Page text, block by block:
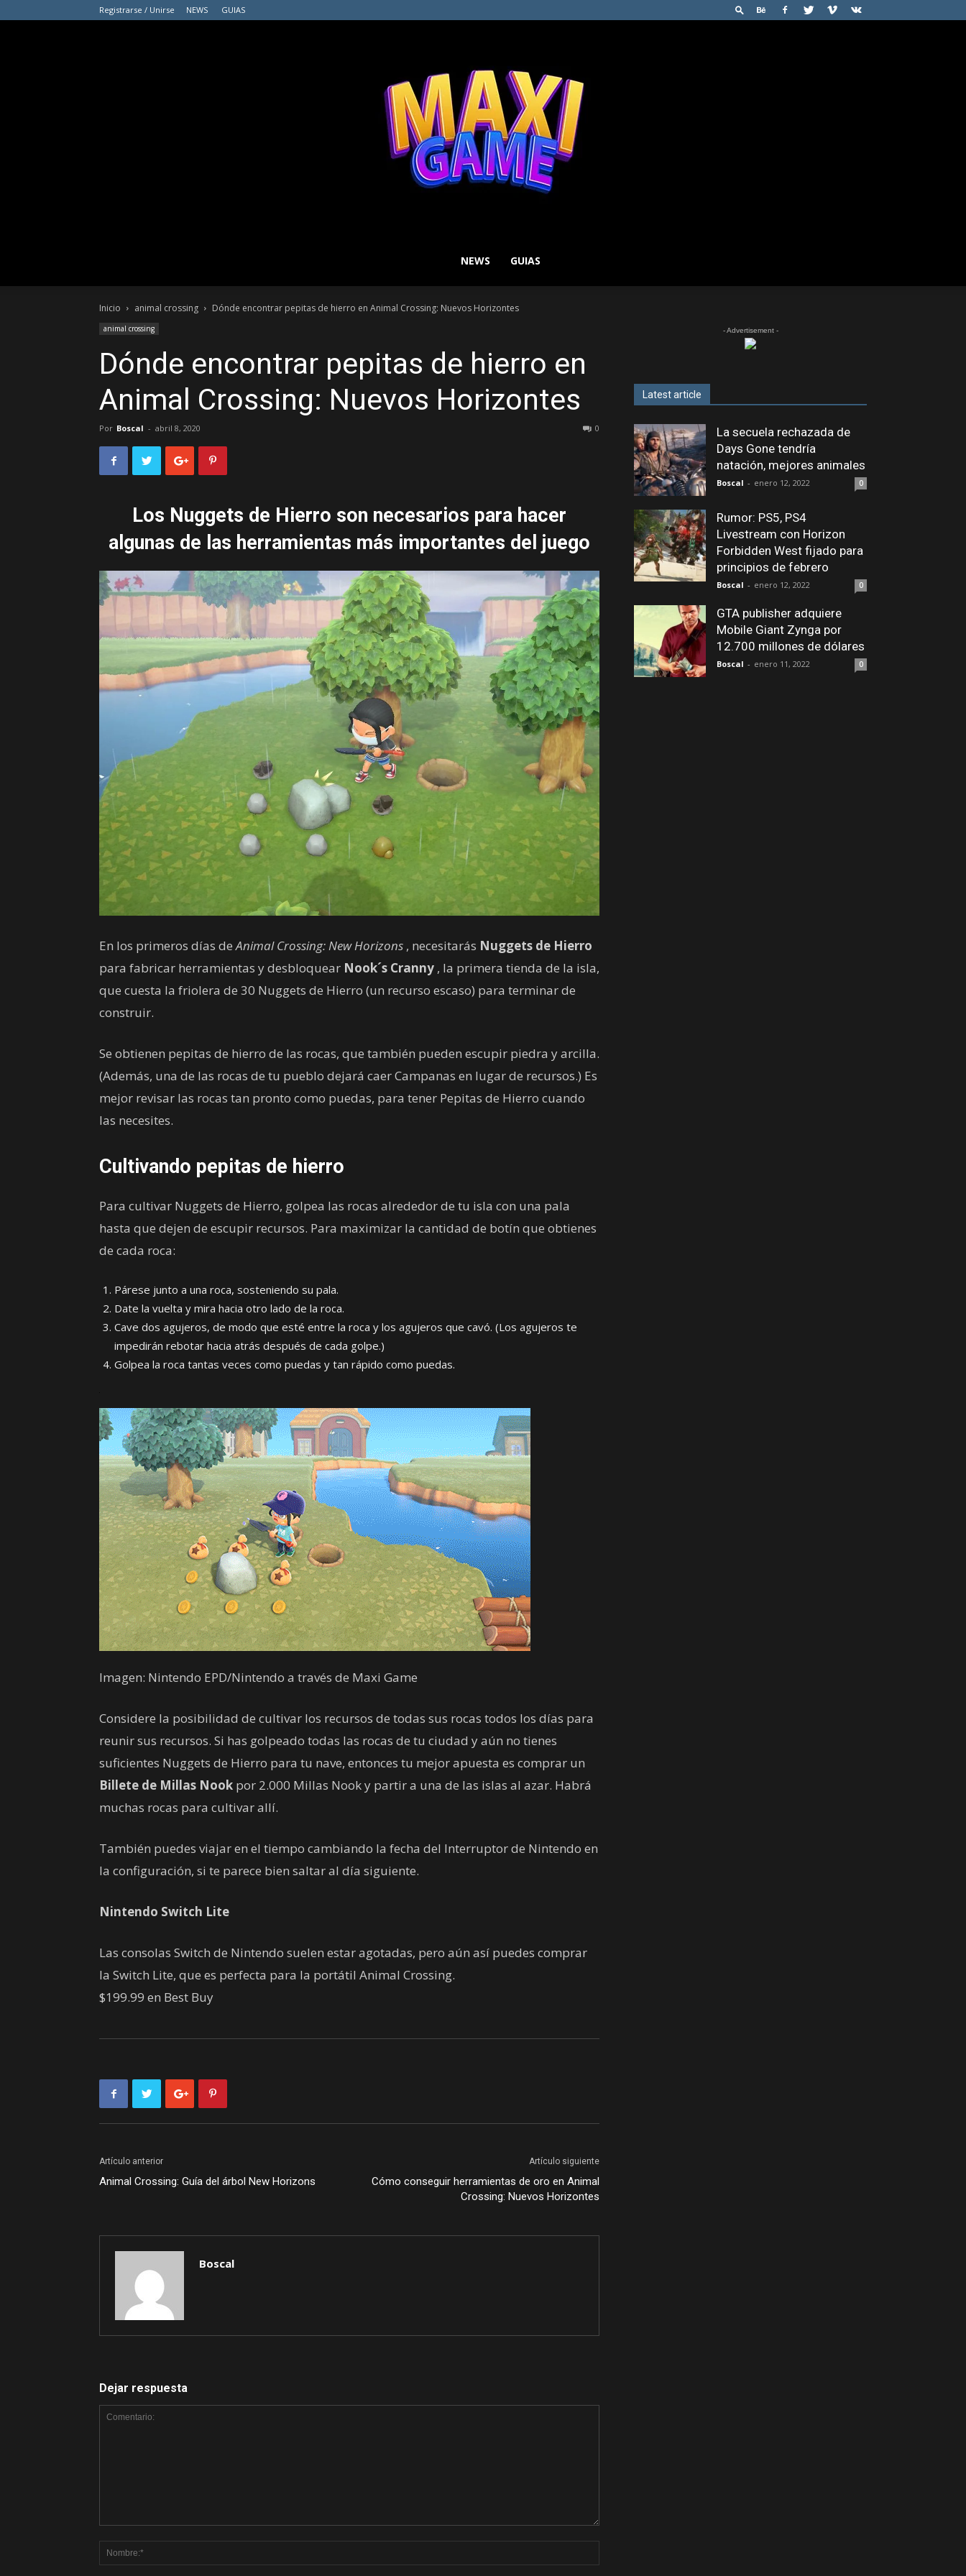
Registrarse / Unirse NEWS GUIAS
GAME
NEWS GUIAS
Inicio animal crossing Dónde encontrar pepitas de hierro en Animal Crossing: Nuevos Horizontes
animal crossing
Dónde encontrar pepitas de hierro en
Animal Crossing: Nuevos Horizontes
Por Boscal - abril 8, 2020 0
Los Nuggets de Hierro son necesarios para hacer
algunas de las herramientas más importantes del juego
En los primeros días deAnimal Crossing: New Horizons , necesitarás Nuggets de Hierro
para fabricar herramientas y desbloquear Nook´s Cranny , la primera tienda de la isla,
que cuesta la friolera de 30 Nuggets de Hierro (un recurso escaso) para terminar de
construir.
Se obtienen pepitas de hierro de las rocas, que también pueden escupir piedra y arcilla.
(Además, una de las rocas de tu pueblo dejará caer Campanas en lugar de recursos.) Es
mejor revisar las rocas tan pronto como puedas, para tener Pepitas de Hierro cuando
las necesites.
Cultivando pepitas de hierro
Para cultivar Nuggets de Hierro, golpea las rocas alrededor de tu isla con una pala
hasta que dejen de escupir recursos. Para maximizar la cantidad de botín que obtienes
de cada roca:
Párese junto a una roca, sosteniendo su pala.
Date la vuelta y mira hacia otro lado de la roca.
Cave dos agujeros, de modo que esté entre la roca y los agujeros que cavó. (Los agujeros te
impedirán rebotar hacia atrás después de cada golpe.)
Golpea la roca tantas veces como puedas y tan rápido como puedas.
Imagen: Nintendo EPD/Nintendo a través de Maxi Game
Considere la posibilidad de cultivar los recursos de todas sus rocas todos los días para
reunir sus recursos. Si has golpeado todas las rocas de tu ciudad y aún no tienes
suficientes Nuggets de Hierro para tu nave, entonces tu mejor apuesta es comprar un
Billete de Millas Nook por 2.000 Millas Nook y partir a una de las islas al azar. Habrá
muchas rocas para cultivar allí.
También puedes viajar en el tiempo cambiando la fecha del Interruptor de Nintendo en
la configuración, si te parece bien saltar al día siguiente.
Nintendo Switch Lite
Las consolas Switch de Nintendo suelen estar agotadas, pero aún así puedes comprar
la Switch Lite, que es perfecta para la portátil Animal Crossing.
$199.99 en Best Buy
Artículo anterior
Animal Crossing: Guía del árbol New Horizons
Artículo siguiente
Cómo conseguir herramientas de oro en Animal
Crossing: Nuevos Horizontes
Boscal
Dejar respuesta
- Advertisement -
Latest article
La secuela rechazada de
Days Gone tendría
natación, mejores animales
Boscal - enero 12, 2022 0
Rumor: PS5, PS4
Livestream con Horizon
Forbidden West fijado para
principios de febrero
Boscal - enero 12, 2022 0
GTA publisher adquiere
Mobile Giant Zynga por
12.700 millones de dólares
Boscal - enero 11, 2022 0